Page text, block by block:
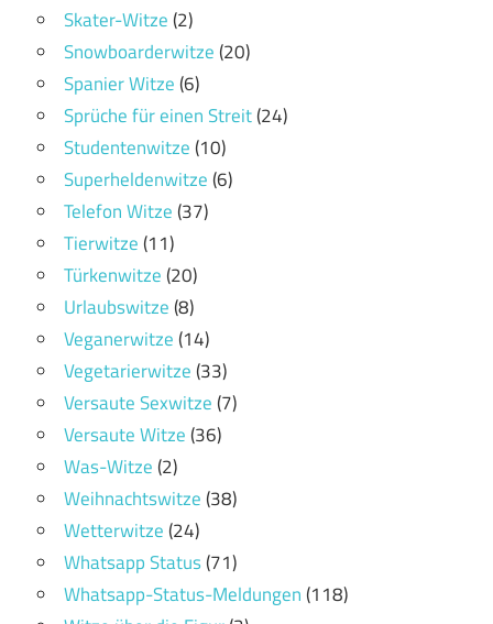
Skater-Witze(2)
Snowboarderwitze(20)
Spanier Witze(6)
Sprüche für einen Streit(24)
Studentenwitze(10)
Superheldenwitze(6)
Telefon Witze(37)
Tierwitze(11)
Türkenwitze(20)
Urlaubswitze(8)
Veganerwitze(14)
Vegetarierwitze(33)
Versaute Sexwitze(7)
Versaute Witze(36)
Was-Witze(2)
Weihnachtswitze(38)
Wetterwitze(24)
Whatsapp Status(71)
Whatsapp-Status-Meldungen(118)